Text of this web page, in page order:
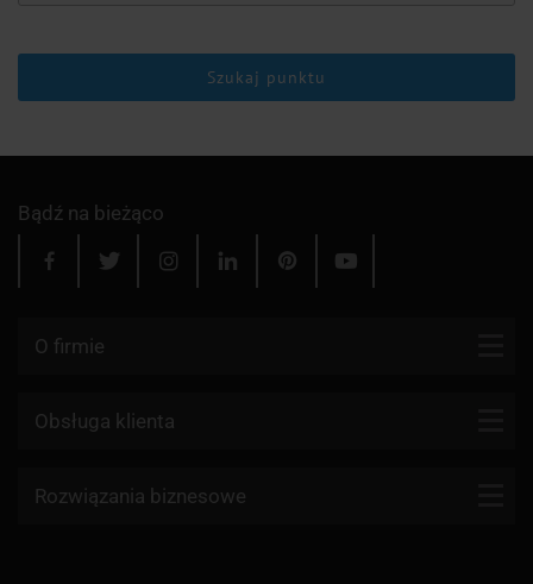
Szukaj punktu
Bądź na bieżąco
O firmie
Kontakt
Dlaczego my?
Obsługa klienta
Firmy kurierskie
Rozwiązania biznesowe